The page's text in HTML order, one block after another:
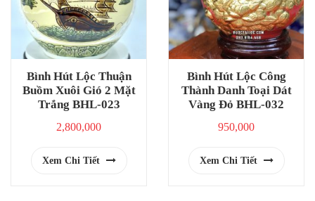
Bình Hút Lộc Thuận
Buồm Xuôi Gió 2 Mặt
Trắng BHL-023
2,800,000
Xem Chi Tiết
Bình Hút Lộc Công
Thành Danh Toại Dát
Vàng Đỏ BHL-032
950,000
Xem Chi Tiết